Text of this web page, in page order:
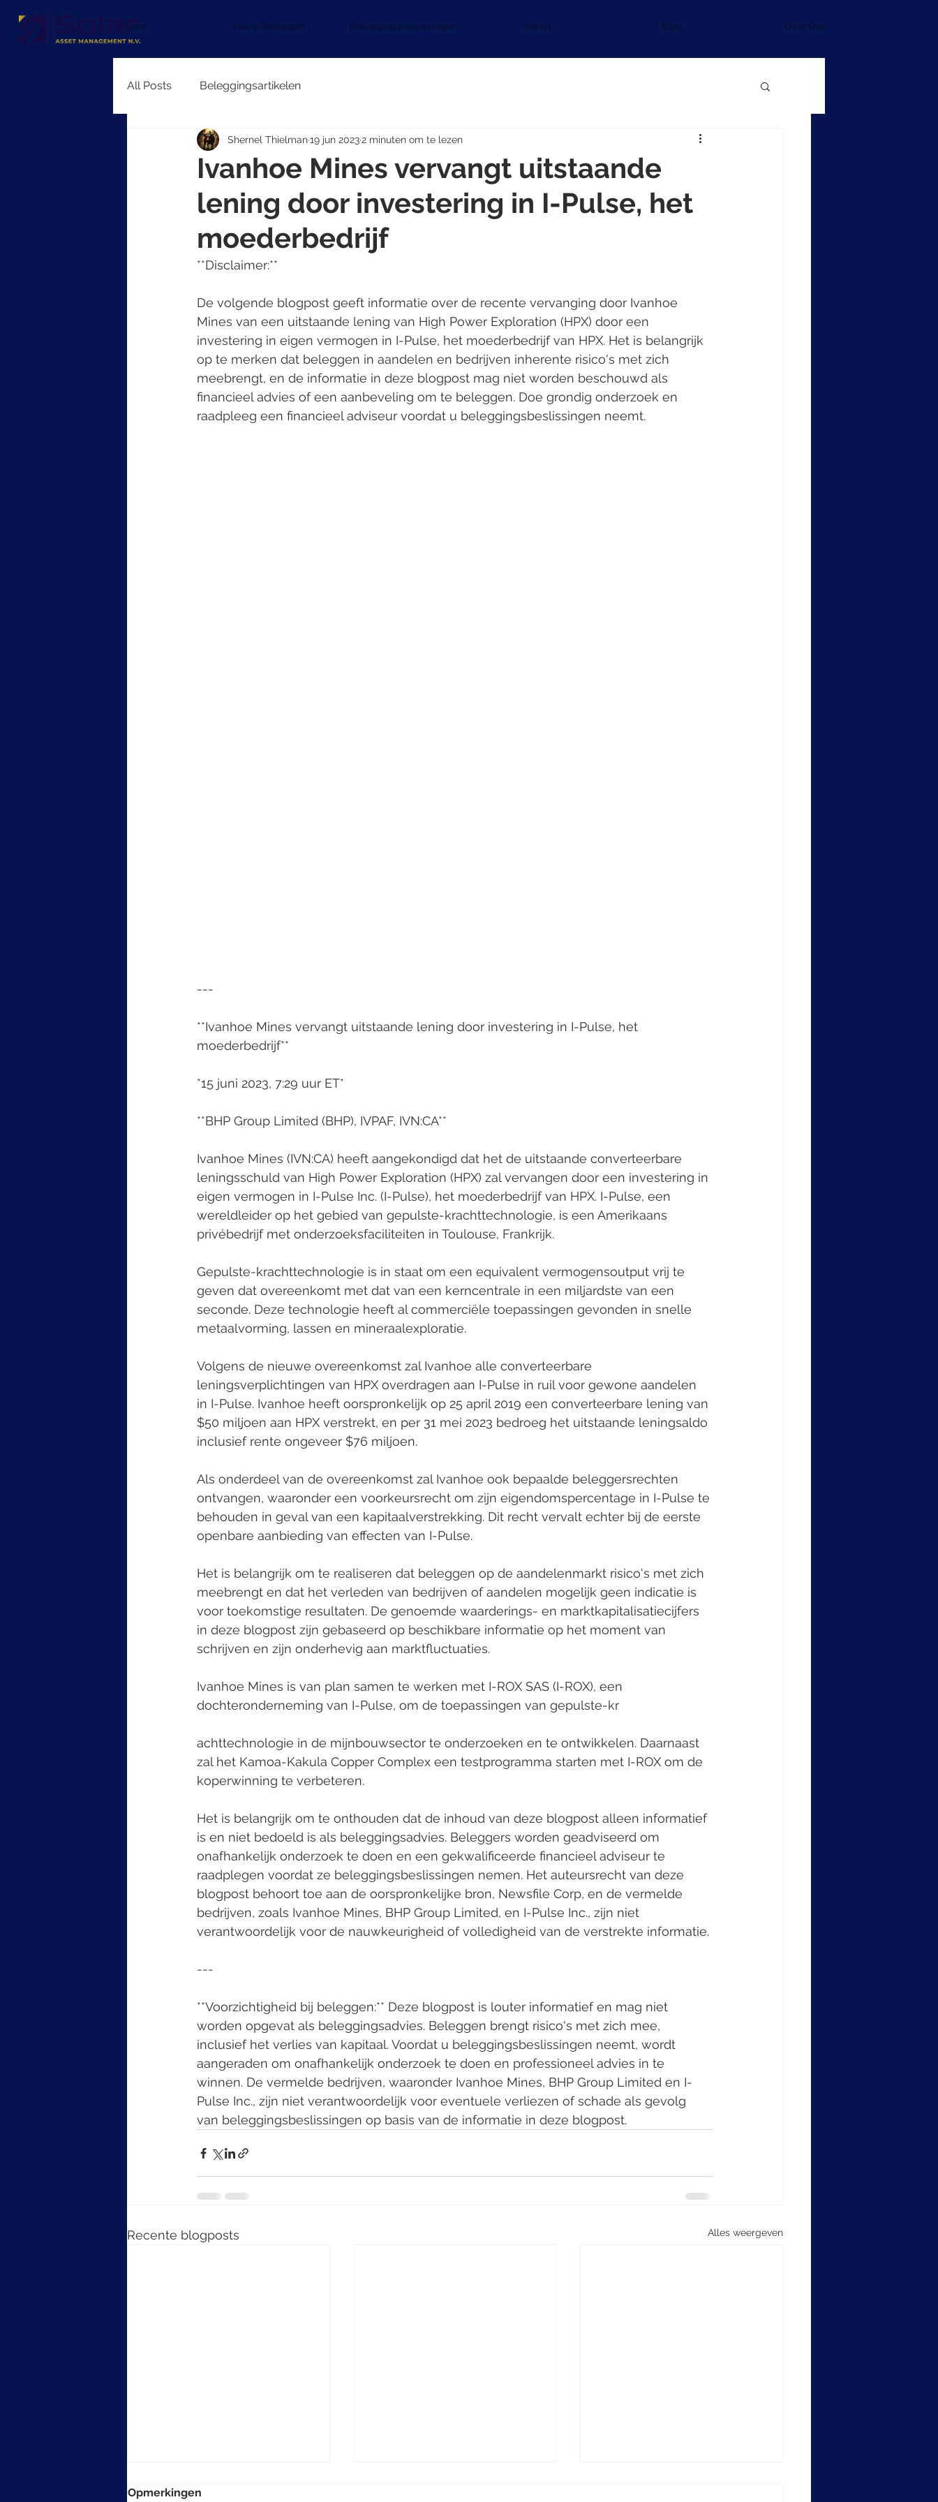
Home Value Beleggen Beleggingsoplossingen About Blog Over Ons
All Posts Beleggingsartikelen
Ivanhoe Mines vervangt uitstaande
lening door investering in I-Pulse, het
moederbedrijf
Shernel Thielman19 jun 20232 minuten om te lezen
**Disclaimer:**
De volgende blogpost geeft informatie over de recente vervanging door Ivanhoe
Mines van een uitstaande lening van High Power Exploration (HPX) door een
investering in eigen vermogen in I-Pulse, het moederbedrijf van HPX. Het is belangrijk
op te merken dat beleggen in aandelen en bedrijven inherente risico's met zich
meebrengt, en de informatie in deze blogpost mag niet worden beschouwd als
financieel advies of een aanbeveling om te beleggen. Doe grondig onderzoek en
raadpleeg een financieel adviseur voordat u beleggingsbeslissingen neemt.
---
**Ivanhoe Mines vervangt uitstaande lening door investering in I-Pulse, het
moederbedrijf**
*15 juni 2023, 7:29 uur ET*
**BHP Group Limited (BHP), IVPAF, IVN:CA**
Ivanhoe Mines (IVN:CA) heeft aangekondigd dat het de uitstaande converteerbare
leningsschuld van High Power Exploration (HPX) zal vervangen door een investering in
eigen vermogen in I-Pulse Inc. (I-Pulse), het moederbedrijf van HPX. I-Pulse, een
wereldleider op het gebied van gepulste-krachttechnologie, is een Amerikaans
privébedrijf met onderzoeksfaciliteiten in Toulouse, Frankrijk.
Gepulste-krachttechnologie is in staat om een equivalent vermogensoutput vrij te
geven dat overeenkomt met dat van een kerncentrale in een miljardste van een
seconde. Deze technologie heeft al commerciële toepassingen gevonden in snelle
metaalvorming, lassen en mineraalexploratie.
Volgens de nieuwe overeenkomst zal Ivanhoe alle converteerbare
leningsverplichtingen van HPX overdragen aan I-Pulse in ruil voor gewone aandelen
in I-Pulse. Ivanhoe heeft oorspronkelijk op 25 april 2019 een converteerbare lening van
$50 miljoen aan HPX verstrekt, en per 31 mei 2023 bedroeg het uitstaande leningsaldo
inclusief rente ongeveer $76 miljoen.
Als onderdeel van de overeenkomst zal Ivanhoe ook bepaalde beleggersrechten
ontvangen, waaronder een voorkeursrecht om zijn eigendomspercentage in I-Pulse te
behouden in geval van een kapitaalverstrekking. Dit recht vervalt echter bij de eerste
openbare aanbieding van effecten van I-Pulse.
Het is belangrijk om te realiseren dat beleggen op de aandelenmarkt risico's met zich
meebrengt en dat het verleden van bedrijven of aandelen mogelijk geen indicatie is
voor toekomstige resultaten. De genoemde waarderings- en marktkapitalisatiecijfers
in deze blogpost zijn gebaseerd op beschikbare informatie op het moment van
schrijven en zijn onderhevig aan marktfluctuaties.
Ivanhoe Mines is van plan samen te werken met I-ROX SAS (I-ROX), een
dochteronderneming van I-Pulse, om de toepassingen van gepulste-kr
achttechnologie in de mijnbouwsector te onderzoeken en te ontwikkelen. Daarnaast
zal het Kamoa-Kakula Copper Complex een testprogramma starten met I-ROX om de
koperwinning te verbeteren.
Het is belangrijk om te onthouden dat de inhoud van deze blogpost alleen informatief
is en niet bedoeld is als beleggingsadvies. Beleggers worden geadviseerd om
onafhankelijk onderzoek te doen en een gekwalificeerde financieel adviseur te
raadplegen voordat ze beleggingsbeslissingen nemen. Het auteursrecht van deze
blogpost behoort toe aan de oorspronkelijke bron, Newsfile Corp, en de vermelde
bedrijven, zoals Ivanhoe Mines, BHP Group Limited, en I-Pulse Inc., zijn niet
verantwoordelijk voor de nauwkeurigheid of volledigheid van de verstrekte informatie.
---
**Voorzichtigheid bij beleggen:** Deze blogpost is louter informatief en mag niet
worden opgevat als beleggingsadvies. Beleggen brengt risico's met zich mee,
inclusief het verlies van kapitaal. Voordat u beleggingsbeslissingen neemt, wordt
aangeraden om onafhankelijk onderzoek te doen en professioneel advies in te
winnen. De vermelde bedrijven, waaronder Ivanhoe Mines, BHP Group Limited en I-
Pulse Inc., zijn niet verantwoordelijk voor eventuele verliezen of schade als gevolg
van beleggingsbeslissingen op basis van de informatie in deze blogpost.
Recente blogposts Alles weergeven
Opmerkingen